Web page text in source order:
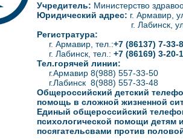
Учредитель: Министерство
Юридический адрес: г. Армавир,
г. Лабинск, ул.
Регистратура:
г. Армавир, тел.:+7 (86137) 7-33-
г. Лабинск, тел.:+7 (86169) 3-20-
Тел.горячей линии:
г.Армавир 8(988) 557-33-50
г.Лабинск 8(988) 557-33-48
Общероссийский детский
помощь в сложной жизненной
Единый общероссийский
психологической помощи детям
посягательсвами против